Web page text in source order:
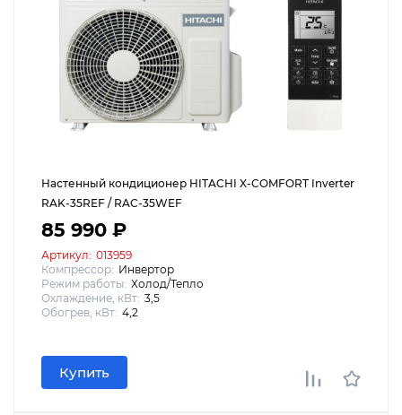
Настенный кондиционер HITACHI X-COMFORT Inverter
RAK-35REF / RAC-35WEF
85 990 ₽
Артикул: 013959
Компрессор: Инвертор
Режим работы: Холод/Тепло
Охлаждение, кВт: 3,5
Обогрев, кВт: 4,2
Купить